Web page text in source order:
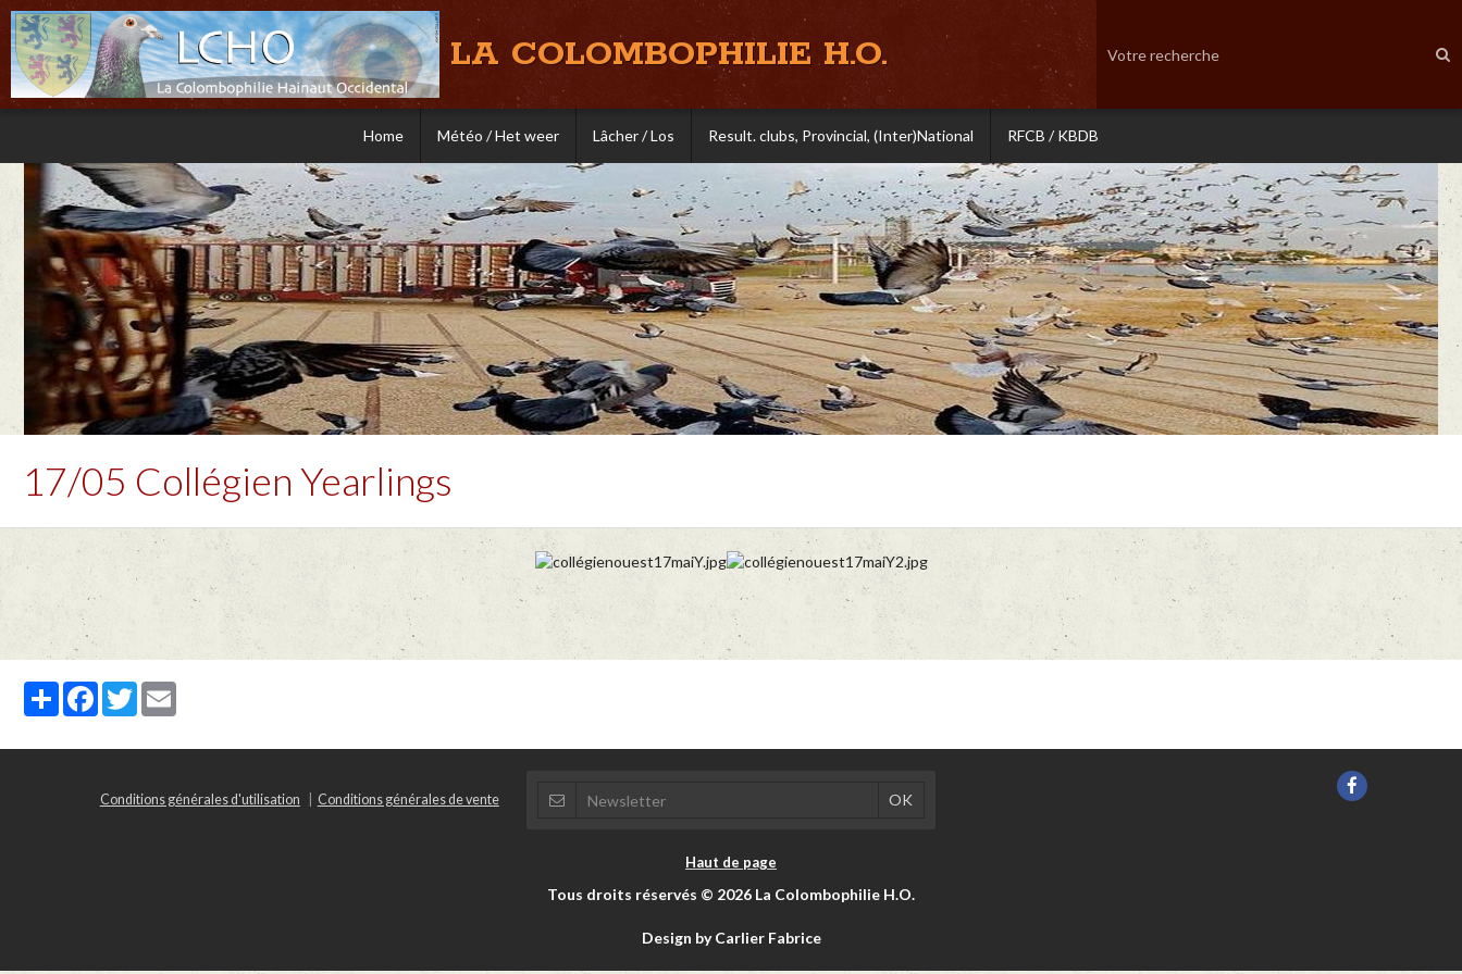
LA COLOMBOPHILIE H.O.
Home Météo / Het weer Lâcher / Los Result. clubs, Provincial, (Inter)National RFCB / KBDB
17/05 Collégien Yearlings
PartagerFacebook
Twitter
Conditions générales d'utilisation Conditions générales de vente
Haut de page
Tous droits réservés © 2026 La Colombophilie H.O.
Design by Carlier Fabrice